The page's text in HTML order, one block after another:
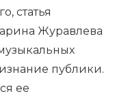
статья
Журавлева
публики.
ее